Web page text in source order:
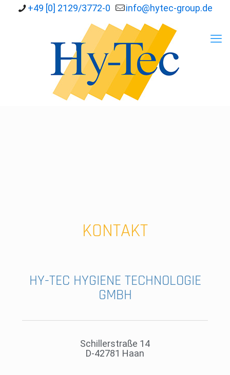
+49 [0] 2129/3772-0 info@hytec-group.de
KONTAKT
HY-TEC HYGIENE TECHNOLOGIE
GMBH
Schillerstraße 14
D-42781 Haan